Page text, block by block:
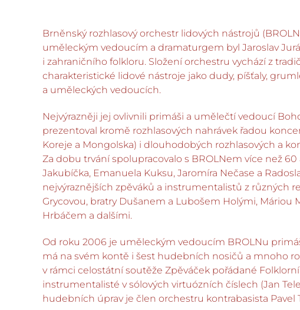
Brněnský rozhlasový orchestr lidových nástrojů
uměleckým vedoucím a dramaturgem byl Jaroslav
i zahraničního folkloru. Složení orchestru vychází z
charakteristické lidové nástroje jako dudy, píšťaly,
a uměleckých vedoucích.
Nejvýrazněji jej ovlivnili primáši a umělečtí vedoucí
prezentoval kromě rozhlasových nahrávek řadou
Koreje a Mongolska) i dlouhodobých rozhlasových a
Za dobu trvání spolupracovalo s BROLNem více než
Jakubíčka, Emanuela Kuksu, Jaromíra Nečase a
nejvýraznějších zpěváků a instrumentalistů z různých
Grycovou, bratry Dušanem a Lubošem Holými,
Hrbáčem a dalšími.
Od roku 2006 je uměleckým vedoucím BROLNu
má na svém kontě i šest hudebních nosičů a mnoho
v rámci celostátní soutěže Zpěváček pořádané
instrumentalisté v sólových virtuózních číslech (Jan
hudebních úprav je člen orchestru kontrabasista Pavel